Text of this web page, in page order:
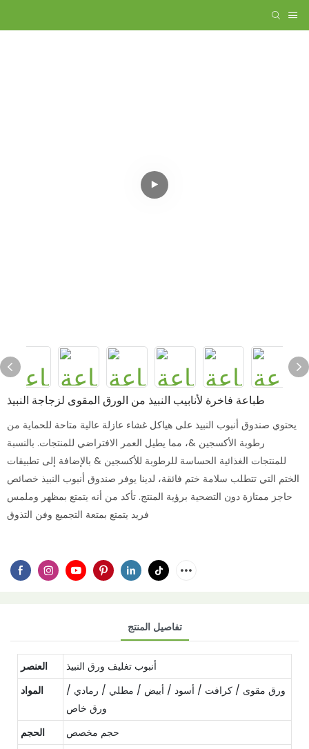
طباعة فاخرة لأنابيب النبيذ من الورق المقوى لزجاجة النبيذ
يحتوي صندوق أنبوب النبيذ على هياكل غشاء عازلة عالية متاحة للحماية من
رطوبة الأكسجين &، مما يطيل العمر الافتراضي للمنتجات. بالنسبة
للمنتجات الغذائية الحساسة للرطوبة للأكسجين & بالإضافة إلى تطبيقات
الختم التي تتطلب سلامة ختم فائقة، لدينا يوفر صندوق أنبوب النبيذ خصائص
حاجز ممتازة دون التضحية برؤية المنتج. تأكد من أنه يتمتع بمظهر وملمس
فريد يتمتع بمتعة التجميع وفن التذوق
تفاصيل المنتج
العنصر
أنبوب تغليف ورق النبيذ
المواد
ورق مقوى / كرافت / أسود / أبيض / مطلي / رمادي /
ورق خاص
الحجم
حجم مخصص